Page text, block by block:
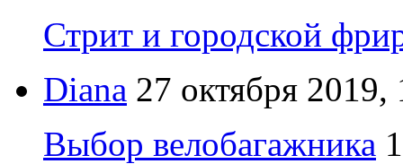
Стрит и городской
Diana 27 октября 2019,
Выбор велобагажника